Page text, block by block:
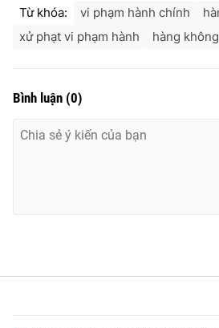
Từ khóa: vi phạm hành chính
xử phạt vi phạm hành
hàng không
Bình luận (0)